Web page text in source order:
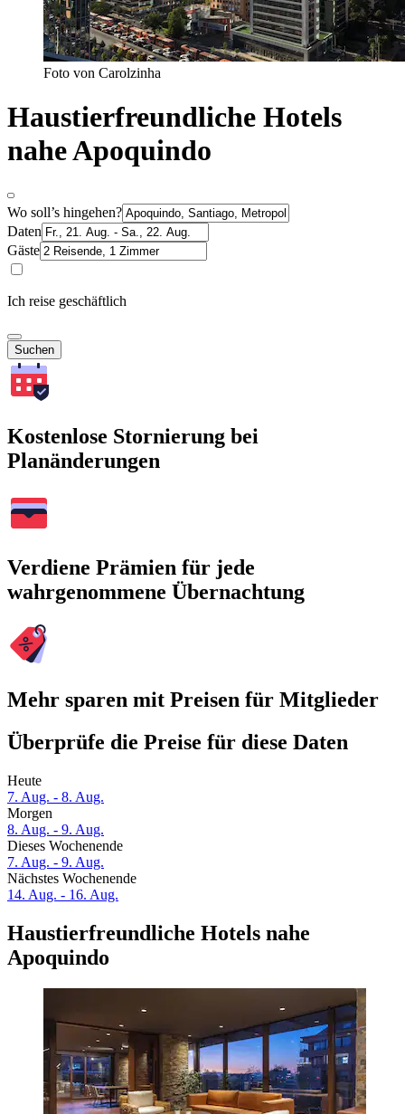
Foto von Carolzinha
Haustierfreundliche Hotels
nahe Apoquindo
Wo soll’s hingehen?
Daten
Gäste
Ich reise geschäftlich
Suchen
Kostenlose Stornierung bei
Planänderungen
Verdiene Prämien für jede
wahrgenommene Übernachtung
Mehr sparen mit Preisen für Mitglieder
Überprüfe die Preise für diese Daten
Heute
7. Aug. - 8. Aug.
Morgen
8. Aug. - 9. Aug.
Dieses Wochenende
7. Aug. - 9. Aug.
Nächstes Wochenende
14. Aug. - 16. Aug.
Haustierfreundliche Hotels nahe
Apoquindo